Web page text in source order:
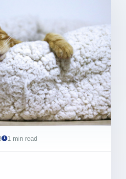
1 min read